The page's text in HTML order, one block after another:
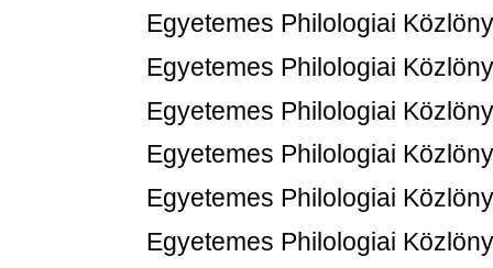
Egyetemes Philologiai
Egyetemes Philologiai
Egyetemes Philologiai
Egyetemes Philologiai
Egyetemes Philologiai
Egyetemes Philologiai